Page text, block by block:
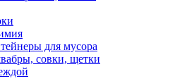
для мусора
совки, щетки